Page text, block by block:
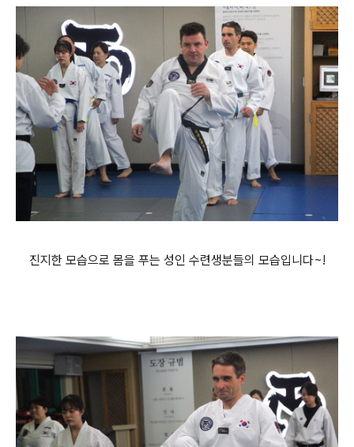
진지한 모습으로 몸을 푸는 성인 수련생분들의 모습입니다~!